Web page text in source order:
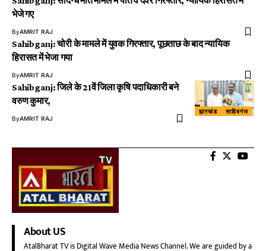
भेजे गए
ByAMRIT RAJ
Sahibganj: चोरी के मामले में युवक गिरफ्तार, पूछताछ के बाद न्यायिक
हिरासत में भेजा गया
ByAMRIT RAJ
झारखंड साहिबगंज
Sahibganj: जिले के 21वें जिला कृषि पदाधिकारी बने
वरुण कुमार,
ByAMRIT RAJ
About US
AtalBharat TV is Digital Wave Media News Channel. We are guided by a